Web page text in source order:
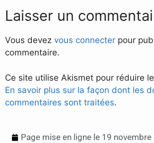
Laisser un
Vous devez vous connecter pour
commentaire.
Ce site utilise Akismet pour réduire
En savoir plus sur la façon dont les
commentaires sont traitées.
Page mise en ligne le 19 novembre